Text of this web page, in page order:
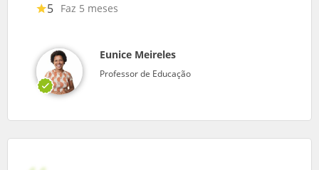
5 Faz 5 meses
Eunice Meireles
Professor de Educação